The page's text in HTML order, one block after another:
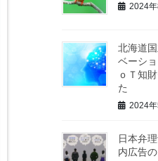
2024
北海道
ベーシ
ｏＴ知
た
2024
日本弁
内広告